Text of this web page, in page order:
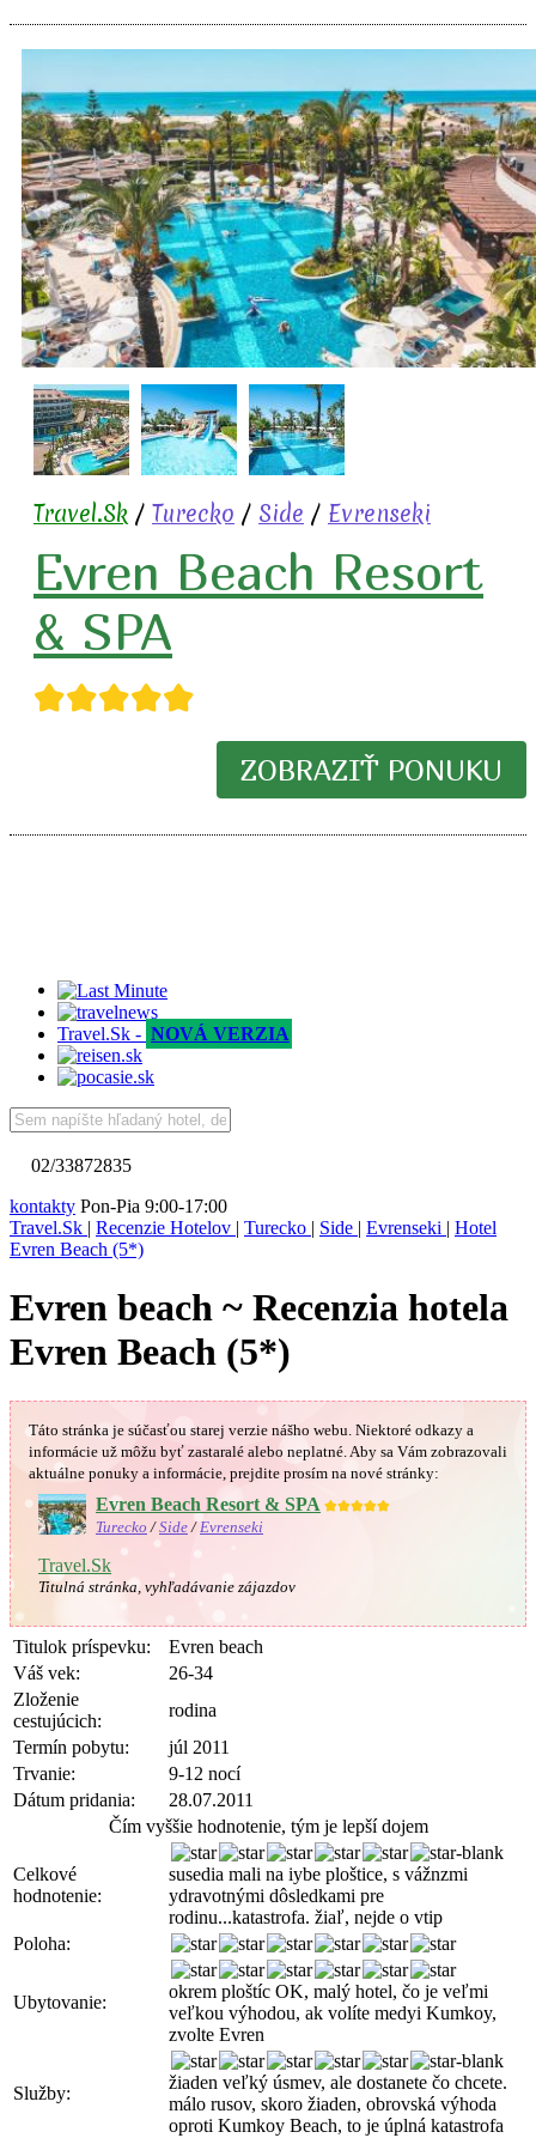
Travel.Sk / Turecko / Side / Evrenseki
Evren Beach Resort
& SPA
★★★★★
ZOBRAZIŤ PONUKU
Travel.Sk - NOVÁ VERZIA
02/33872835
kontakty Pon-Pia 9:00-17:00
Travel.Sk | Recenzie Hotelov | Turecko | Side | Evrenseki | Hotel
Evren Beach (5*)
Evren beach ~ Recenzia hotela
Evren Beach (5*)
Táto stránka je súčasťou starej verzie nášho webu. Niektoré odkazy a
informácie už môžu byť zastaralé alebo neplatné. Aby sa Vám zobrazovali
aktuálne ponuky a informácie, prejdite prosím na nové stránky:
Evren Beach Resort & SPA ★★★★★
Turecko /Side / Evrenseki
Travel.Sk
Titulná stránka, vyhľadávanie zájazdov
Titulok príspevku:
Evren beach
Váš vek:
26-34
Zloženie
cestujúcich:
rodina
Termín pobytu:
júl 2011
Trvanie:
9-12 nocí
Dátum pridania:
28.07.2011
Čím vyššie hodnotenie, tým je lepší dojem
Celkové
hodnotenie:
susedia mali na iybe ploštice, s vážnzmi
ydravotnými dôsledkami pre
rodinu...katastrofa. žiaľ, nejde o vtip
Poloha:
Ubytovanie:
okrem ploštíc OK, malý hotel, čo je veľmi
veľkou výhodou, ak volíte medyi Kumkoy,
zvolte Evren
Služby:
žiaden veľký úsmev, ale dostanete čo chcete.
málo rusov, skoro žiaden, obrovská výhoda
oproti Kumkoy Beach, to je úplná katastrofa